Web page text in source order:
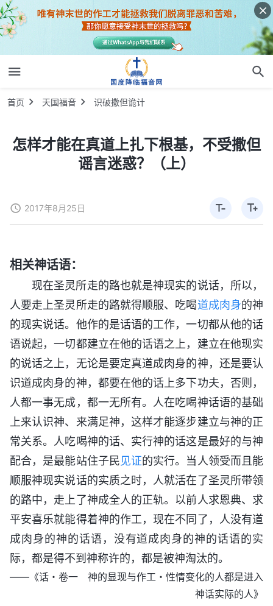
首页 天国福音 识破撒但诡计
怎样才能在真道上扎下根基，不受撒但
谣言迷惑？（上）
2017年8月25日
相关神话语：
现在圣灵所走的路也就是神现实的说话，所以，
人要走上圣灵所走的路就得顺服、吃喝道成肉身的神
的现实说话。他作的是话语的工作，一切都从他的话
语说起，一切都建立在他的话语之上，建立在他现实
的说话之上，无论是要定真道成肉身的神，还是要认
识道成肉身的神，都要在他的话上多下功夫，否则，
人都一事无成，都一无所有。人在吃喝神话语的基础
上来认识神、来满足神，这样才能逐步建立与神的正
常关系。人吃喝神的话、实行神的话这是最好的与神
配合，是最能站住子民见证的实行。当人领受而且能
顺服神现实说话的实质之时，人就活在了圣灵所带领
的路中，走上了神成全人的正轨。以前人求恩典、求
平安喜乐就能得着神的作工，现在不同了，人没有道
成肉身的神的话语，没有道成肉身的神的话语的实
际，都是得不到神称许的，都是被神淘汰的。
——《话・卷一 神的显现与作工・性情变化的人都是进入
神话实际的人》